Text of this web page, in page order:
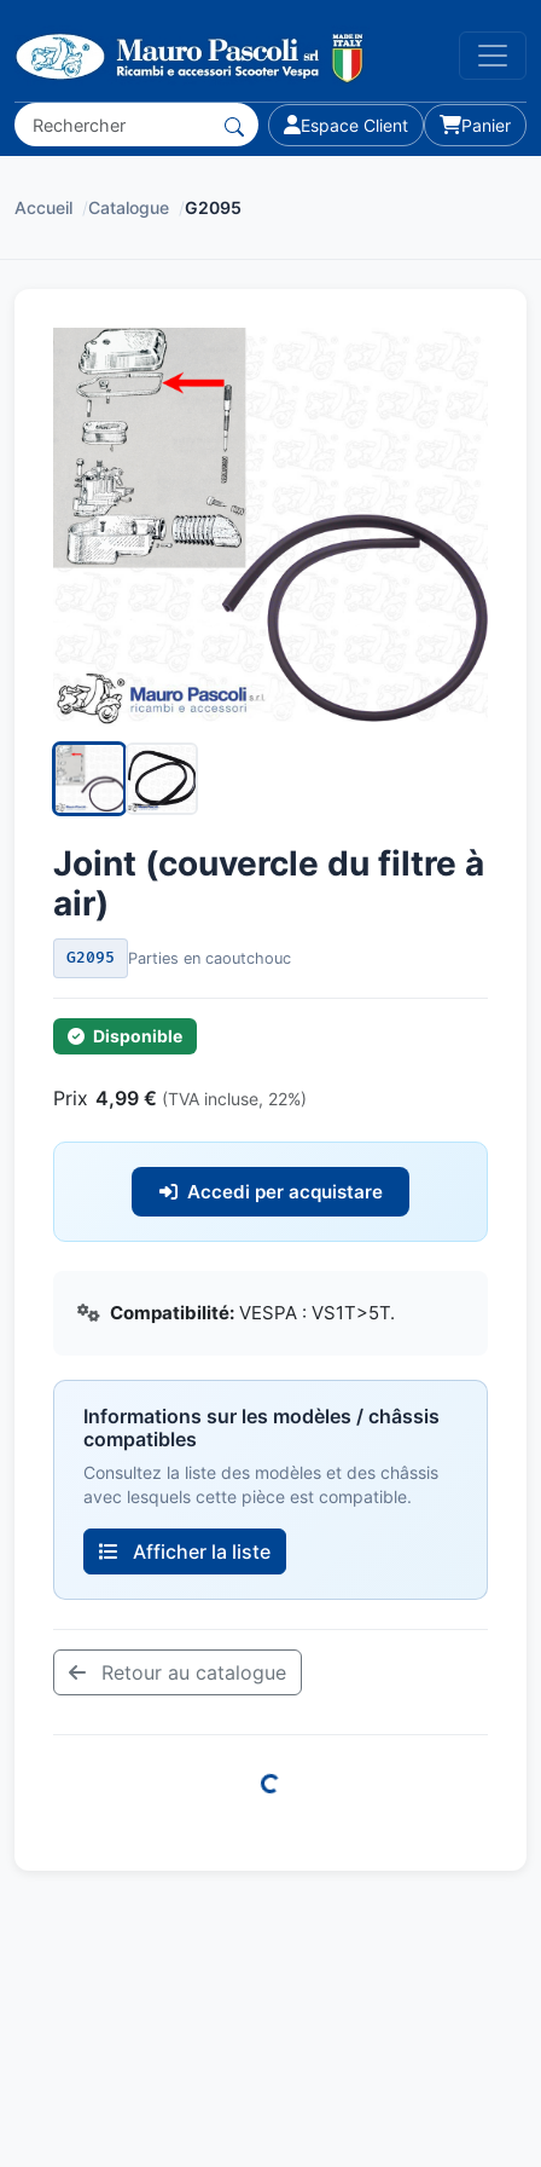
Espace Client Panier
Accueil /Catalogue /G2095
Joint (couvercle du filtre à
air)
G2095 Parties en caoutchouc
Disponible
Prix 4,99 € (TVA incluse, 22%)
Accedi per acquistare
Compatibilité: VESPA : VS1T>5T.
Informations sur les modèles / châssis
compatibles
Consultez la liste des modèles et des châssis
avec lesquels cette pièce est compatible.
Afficher la liste
Retour au catalogue
Loading...